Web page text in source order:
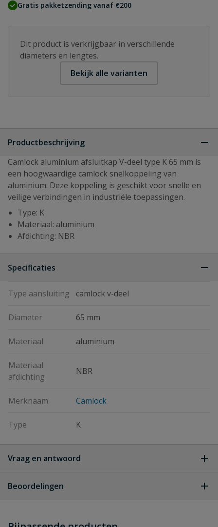
Gratis pakketzending vanaf €200
Dit product is verkrijgbaar in verschillende
diameters en lengtes.
Bekijk alle varianten
Productbeschrijving
Camlock aluminium afsluitkap V-deel type K 65 mm is
een hoogwaardige camlock snelkoppeling van
aluminium. Deze koppeling is geschikt voor snelle en
veilige verbindingen in industriële toepassingen.
Type: K
Materiaal: aluminium
Afdichting: NBR
Specificaties
Type aansluiting camlock v-deel
Diameter 65 mm
Materiaal aluminium
Materiaal
afdichting
NBR
Merknaam Camlock
Type K
Vraag en antwoord
Beoordelingen